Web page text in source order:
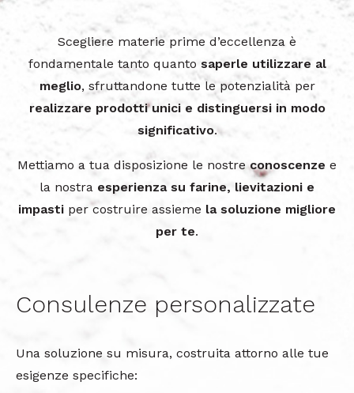
Scegliere materie prime d’eccellenza è
fondamentale tanto quanto saperle utilizzare al
meglio, sfruttandone tutte le potenzialità per
realizzare prodotti unici e distinguersi in modo
significativo.
Mettiamo a tua disposizione le nostreconoscenze e
la nostra esperienza su farine, lievitazioni e
impasti per costruire assieme la soluzione migliore
per te.
Consulenze personalizzate
Una soluzione su misura, costruita attorno alle tue
esigenze specifiche: